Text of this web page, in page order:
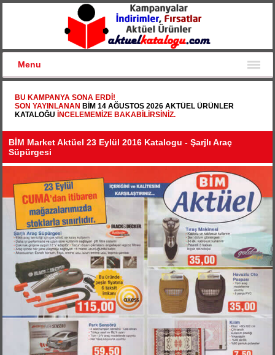
Menu
BU KAMPANYA SONA ERDI!
SON YAYINLANAN BİM 14 AĞUSTOS 2026 AKTÜEL ÜRÜNLER
KATALOĞU
INCELEMEMIZE BAKABILIRSINIZ.
BİM Market Aktüel 23 Eylül 2016 Katalogu - Şarjlı Araç
Süpürgesi